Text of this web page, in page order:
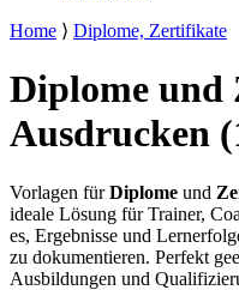
Home ⟩ Diplome, Zertifikate
Diplome
Ausdrucken
Vorlagen fürDiplome und
ideale Lösung für Trainer,
es, Ergebnisse und
zu dokumentieren. Perfekt
Ausbildungen und